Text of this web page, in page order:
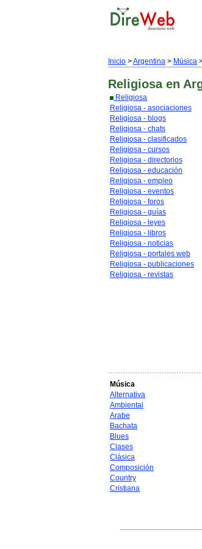
Inicio >Argentina > Música
Religiosa en
Religiosa
Religiosa - asociaciones
Religiosa - blogs
Religiosa - chats
Religiosa - clasificados
Religiosa - cursos
Religiosa - directorios
Religiosa - educación
Religiosa - empleo
Religiosa - eventos
Religiosa - foros
Religiosa - guías
Religiosa - leyes
Religiosa - libros
Religiosa - noticias
Religiosa - portales web
Religiosa - publicaciones
Religiosa - revistas
Música
Alternativa
Ambiental
Arabe
Bachata
Blues
Clases
Clásica
Composición
Country
Cristiana